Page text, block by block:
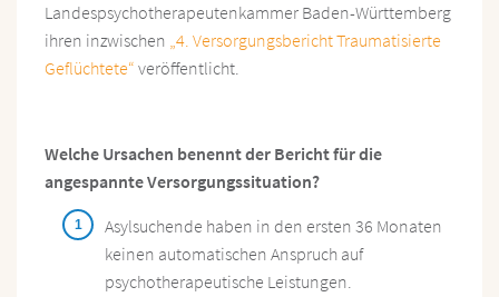
Landespsychotherapeutenkammer Baden-Württemberg
ihren inzwischen „4. Versorgungsbericht Traumatisierte
Geflüchtete“ veröffentlicht.
Welche Ursachen benennt der Bericht für die
angespannte Versorgungssituation?
Asylsuchende haben in den ersten 36 Monaten
keinen automatischen Anspruch auf
psychotherapeutische Leistungen.